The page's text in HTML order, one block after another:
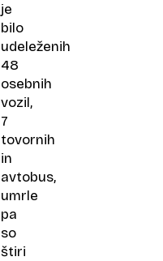
je
bilo
udeleženih
48
osebnih
vozil,
7
tovornih
in
avtobus,
umrle
pa
so
štiri